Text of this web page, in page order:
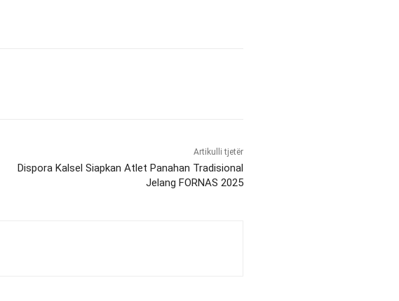
Artikulli tjetër
Dispora Kalsel Siapkan Atlet Panahan Tradisional
Jelang FORNAS 2025